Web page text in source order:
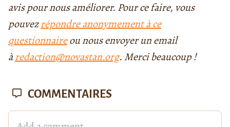
avis pour nous améliorer. Pour ce faire, vous
pouvezrépondre anonymement à ce
questionnaireou nous envoyer un email
àredaction@novastan.org. Merci beaucoup !
COMMENTAIRES